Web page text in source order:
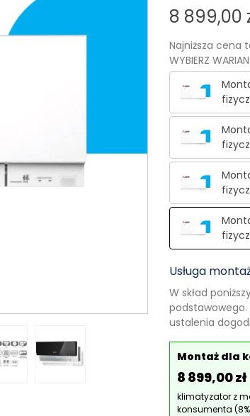
8 899,00
Najniższa cena
WYBIERZ
Usługa
W skład
podstawowego.
ustalenia
Montaż dla
8 899,00 zł
klimatyzator z
konsumenta (8%